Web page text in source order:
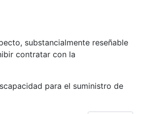
substancialmente reseñable
contratar con la
para el suministro de